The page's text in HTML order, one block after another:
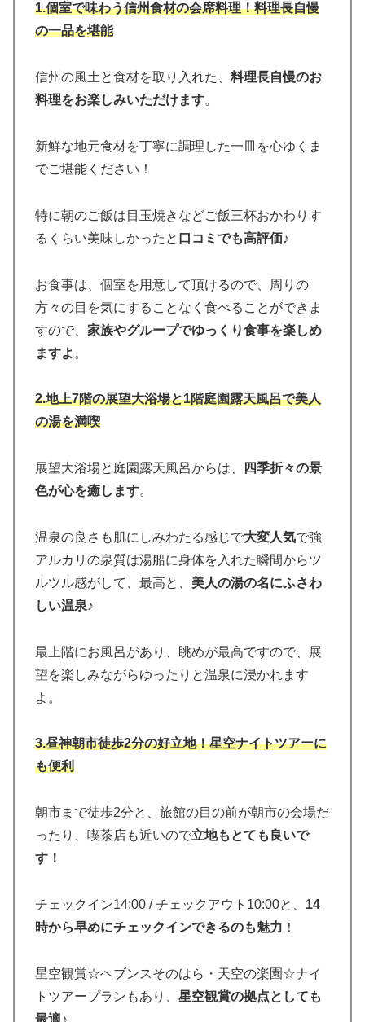
1.個室で味わう信州食材の会席料理！料理長自慢
の一品を堪能
信州の風土と食材を取り入れた、 料理長自慢のお
料理をお楽しみいただけます。
新鮮な地元食材を丁寧に調理した一皿を心ゆくま
でご堪能ください！
特に朝のご飯は目玉焼きなどご飯三杯おかわりす
るくらい美味しかったと 口コミでも高評価♪
お食事は、個室を用意して頂けるので、周りの
方々の目を気にすることなく食べることができま
すので、 家族やグループでゆっくり食事を楽しめ
ますよ 。
2.地上7階の展望大浴場と1階庭園露天風呂で美人
の湯を満喫
展望大浴場と庭園露天風呂からは、
四季折々の景
色が心を癒します。
温泉の良さも肌にしみわたる感じで大変人気で強
アルカリの泉質は湯船に身体を入れた瞬間からツ
ルツル感がして、最高と、 美人の湯の名にふさわ
しい温泉♪
最上階にお風呂があり、眺めが最高ですので、展
望を楽しみながらゆったりと温泉に浸かれます
よ。
3.昼神朝市徒歩2分の好立地！星空ナイトツアーに
も便利
朝市まで徒歩2分と、旅館の目の前が朝市の会場だ
ったり、喫茶店も近いので立地もとても良いで
す！
チェックイン14:00 / チェックアウト10:00と、 14
時から早めにチェックインできるのも魅力 ！
星空観賞☆ヘブンスそのはら・天空の楽園☆ナイ
トツアープランもあり、 星空観賞の拠点としても
最適 ♪